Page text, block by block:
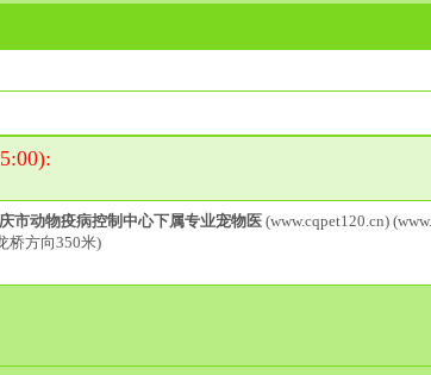
市动物疫病控制中心下属专业宠物医(www.cqpet120.cn)
桥方向350米)